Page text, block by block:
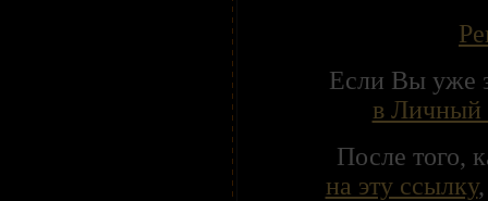
Если Вы уже
в Личный
После того,
на эту ссылку